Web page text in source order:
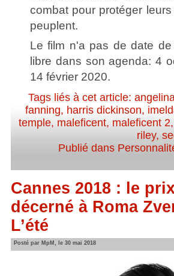
combat pour protéger
peuplent.
Le film n'a pas de date
libre dans son agenda: 4
14 février 2020.
Tags liés à cet article:
fanning, harris dickinson,
temple, maleficent, maleficent 2,
riley,
Publié dans
Cannes 2018 : le
décerné à Roma
L’été
Posté par MpM, le 30 mai 2018